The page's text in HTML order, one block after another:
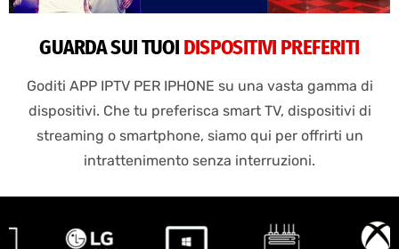
GUARDA SUI TUOI DISPOSITIVI PREFERITI
Goditi APP IPTV PER IPHONE su una vasta gamma di
dispositivi. Che tu preferisca smart TV, dispositivi di
streaming o smartphone, siamo qui per offrirti un
intrattenimento senza interruzioni.